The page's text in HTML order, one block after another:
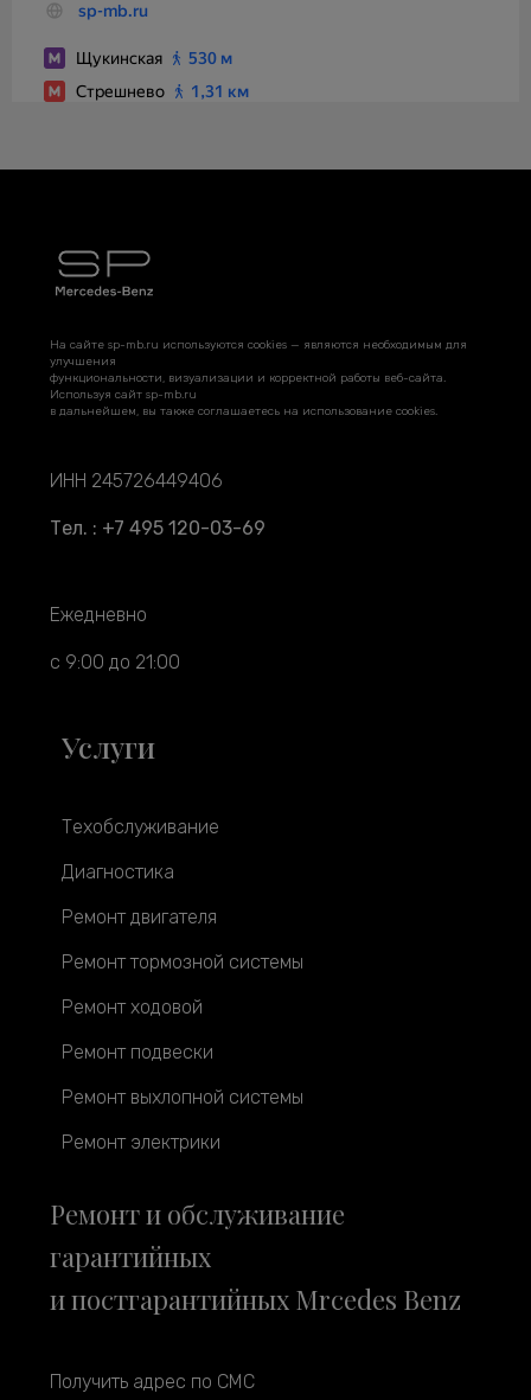
На сайте sp-mb.ru используются cookies — являются необходимым для
улучшения
функциональности, визуализации и корректной работы веб-сайта.
Используя сайт sp-mb.ru
в дальнейшем, вы также соглашаетесь на использование cookies.
ИНН 245726449406
Тел. : +7 495 120-03-69
Ежедневно
с 9:00 до 21:00
Услуги
Техобслуживание
Диагностика
Ремонт двигателя
Ремонт тормозной системы
Ремонт ходовой
Ремонт подвески
Ремонт выхлопной системы
Ремонт электрики
Ремонт и обслуживание
гарантийных
и постгарантийных Mrcedes Benz
Получить адрес по СМС